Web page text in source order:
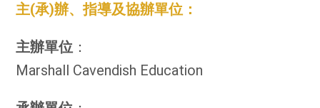
主(承)辦、指導及協辦單位：
主辦單位 ：
Marshall Cavendish Education